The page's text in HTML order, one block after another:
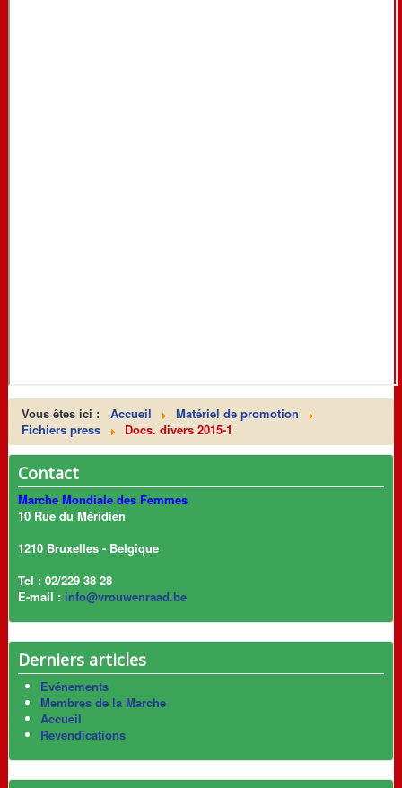
Vous êtes ici : Accueil
Matériel de promotion
Fichiers press
Docs. divers 2015-1
Contact
Marche Mondiale des Femmes
10 Rue du Méridien
1210 Bruxelles - Belgique
Tel : 02/229 38 28
E-mail : info@vrouwenraad.be
Derniers articles
Evénements
Membres de la Marche
Accueil
Revendications